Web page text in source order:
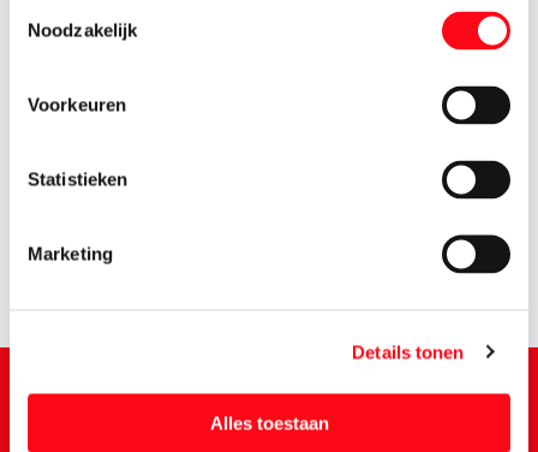
Noodzakelijk
Voorkeuren
Statistieken
Marketing
Details tonen
Alles toestaan
2.09